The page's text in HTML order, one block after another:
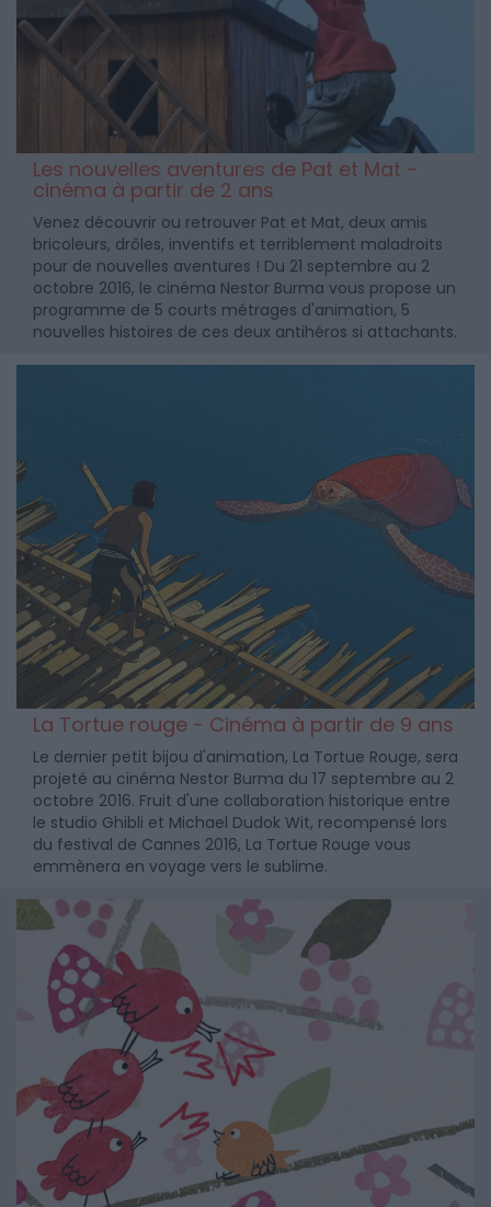
Les nouvelles aventures de Pat et Mat -
cinéma à partir de 2 ans
Venez découvrir ou retrouver Pat et Mat, deux amis
bricoleurs, drôles, inventifs et terriblement maladroits
pour de nouvelles aventures ! Du 21 septembre au 2
octobre 2016, le cinéma Nestor Burma vous propose un
programme de 5 courts métrages d'animation, 5
nouvelles histoires de ces deux antihéros si attachants.
La Tortue rouge - Cinéma à partir de 9 ans
Le dernier petit bijou d'animation, La Tortue Rouge, sera
projeté au cinéma Nestor Burma du 17 septembre au 2
octobre 2016. Fruit d'une collaboration historique entre
le studio Ghibli et Michael Dudok Wit, recompensé lors
du festival de Cannes 2016, La Tortue Rouge vous
emmènera en voyage vers le sublime.